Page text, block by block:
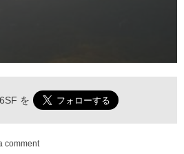
を
comment